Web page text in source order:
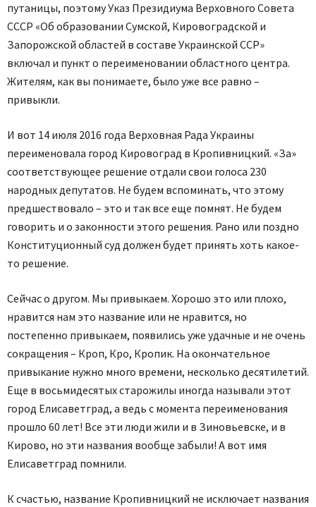
путаницы, поэтому Указ Президиума Верховного Совета
СССР «Об образовании Сумской, Кировоградской и
Запорожской областей в составе Украинской ССР»
включал и пункт о переименовании областного центра.
Жителям, как вы понимаете, было уже все равно –
привыкли.
И вот 14 июля 2016 года Верховная Рада Украины
переименовала город Кировоград в Кропивницкий. «За»
соответствующее решение отдали свои голоса 230
народных депутатов. Не будем вспоминать, что этому
предшествовало – это и так все еще помнят. Не будем
говорить и о законности этого решения. Рано или поздно
Конституционный суд должен будет принять хоть какое-
то решение.
Сейчас о другом. Мы привыкаем. Хорошо это или плохо,
нравится нам это название или не нравится, но
постепенно привыкаем, появились уже удачные и не очень
сокращения – Кроп, Кро, Кропик. На окончательное
привыкание нужно много времени, несколько десятилетий.
Еще в восьмидесятых старожилы иногда называли этот
город Елисаветград, а ведь с момента переименования
прошло 60 лет! Все эти люди жили и в Зиновьевске, и в
Кирово, но эти названия вообще забыли! А вот имя
Елисаветград помнили.
К счастью, название Кропивницкий не исключает названия